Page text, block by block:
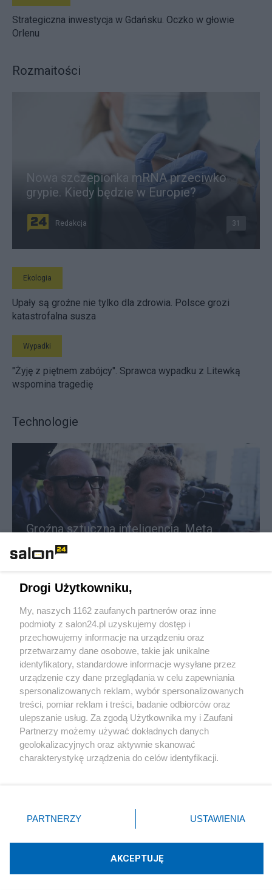
Strategiczna inwestycja w Gdańsku. Oczko w głowie
Orlenu
Rozmaitości
Nowa szczepionka mRNA przeciwko
grypie. Kiedy będzie w Europie?
Redakcja 31
Ekologia
Upały są groźne nie tylko dla zdrowia. Polsce grozi
katastrofalna susza
Wypadki
"Żyję z piętnem zabójcy". Sprawca wypadku z Litewką
wspomina tragedię
Technologie
Groźna sztuczna inteligencja. Meta
alarmuje o włamaniu do systemu
Cyfryzacja
Pilny apel do użytkowników mObywatela. Zostały ostatnie
godziny
Cyberbezpieczeństwo
Najpierw Whatsapp Myrchy, teraz zhakowana Żabka.
Potężne cyberataki
Drogi Użytkowniku,
My, naszych 1162 zaufanych partnerów oraz inne
podmioty z salon24.pl uzyskujemy dostęp i
przechowujemy informacje na urządzeniu oraz
przetwarzamy dane osobowe, takie jak unikalne
identyfikatory, standardowe informacje wysyłane przez
urządzenie czy dane przeglądania w celu zapewniania
spersonalizowanych reklam, wybór spersonalizowanych
treści, pomiar reklam i treści, badanie odbiorców oraz
ulepszanie usług. Za zgodą Użytkownika my i Zaufani
Partnerzy możemy używać dokładnych danych
geolokalizacyjnych oraz aktywnie skanować
charakterystykę urządzenia do celów identyfikacji.
zmienić/wycofać klikając przycisk ustawień prywatności
znajdujący się w lewym dolnym rogu strony
rodzaje przetwarzania danych nie wymagają zgody
użytkownika, ale masz prawo sprzeciwić się takiemu
PARTNERZY USTAWIENIA
AKCEPTUJĘ